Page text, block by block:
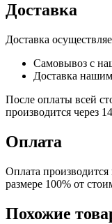
Доставка
Доставка
Самовывоз с
Доставка
После оплаты всей
производится через
Оплата
Оплата производится
размере 100% от
Похожие